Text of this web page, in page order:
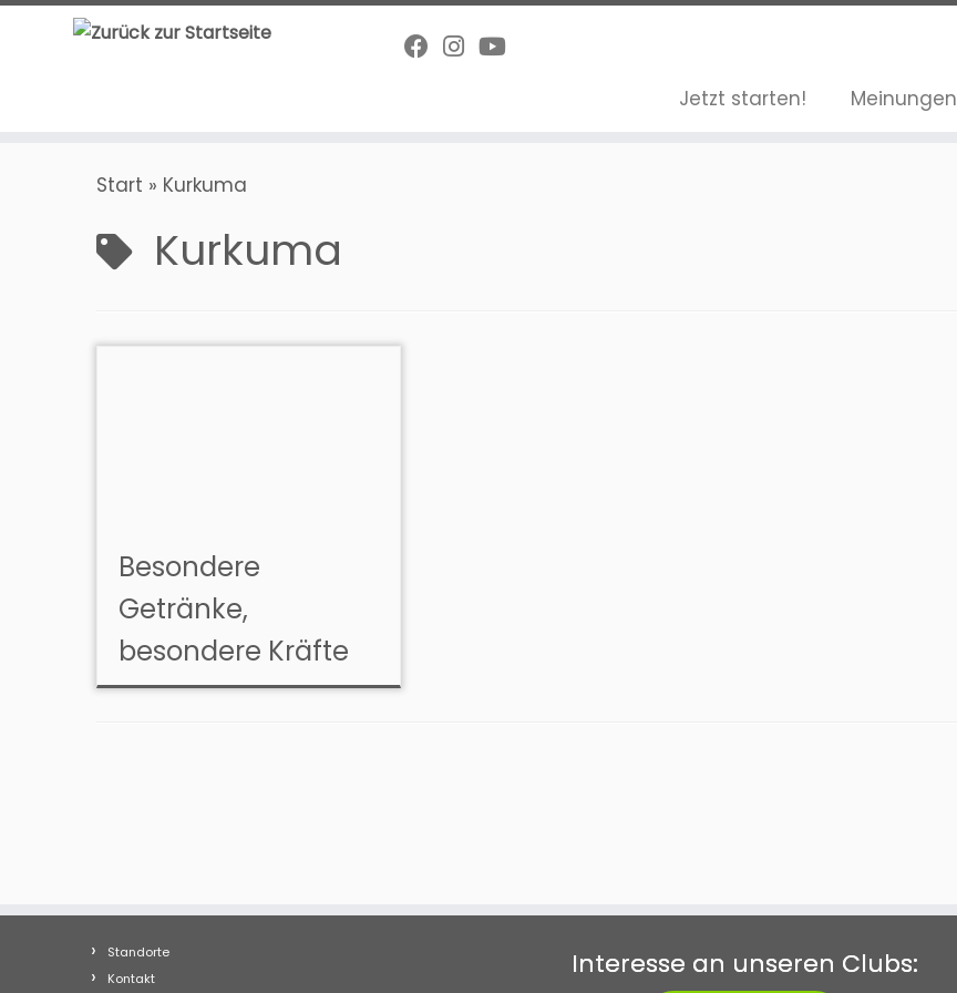
Zum
Jetzt starten! Meinungen
Start » Kurkuma
Kurkuma
Besondere
Getränke,
besondere Kräfte ​
Standorte
Kontakt
Interesse an unseren Clubs: